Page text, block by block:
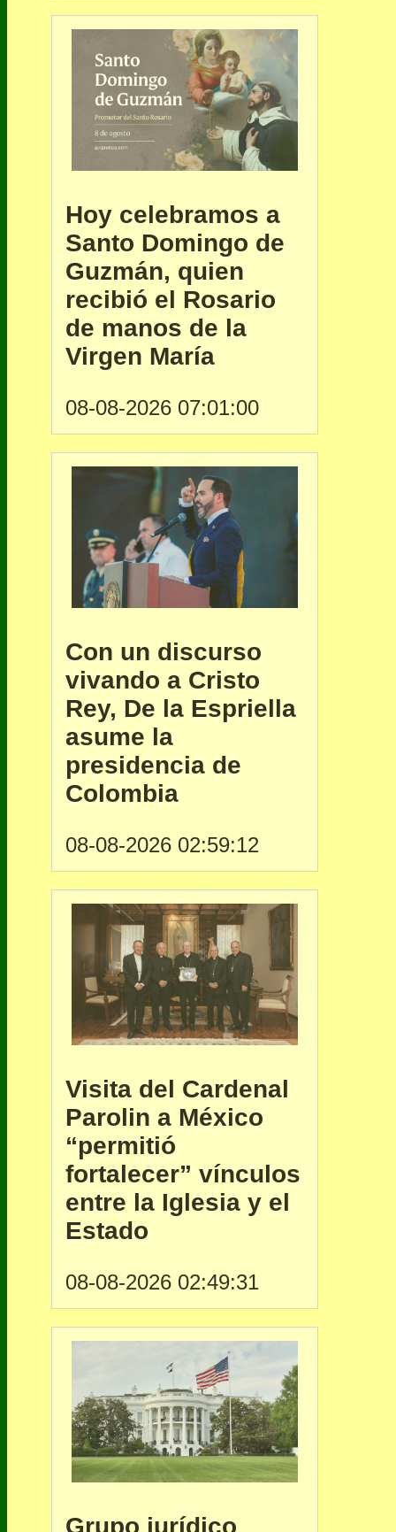
Hoy celebramos a
Santo Domingo de
Guzmán, quien
recibió el Rosario
de manos de la
Virgen María
08-08-2026 07:01:00
Con un discurso
vivando a Cristo
Rey, De la Espriella
asume la
presidencia de
Colombia
08-08-2026 02:59:12
Visita del Cardenal
Parolin a México
“permitió
fortalecer” vínculos
entre la Iglesia y el
Estado
08-08-2026 02:49:31
Grupo jurídico